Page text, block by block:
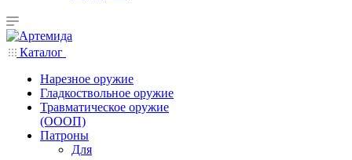
Каталог
Нарезное оружие
Гладкоствольное оружие
Травматическое оружие
(ОООП)
Патроны
Для